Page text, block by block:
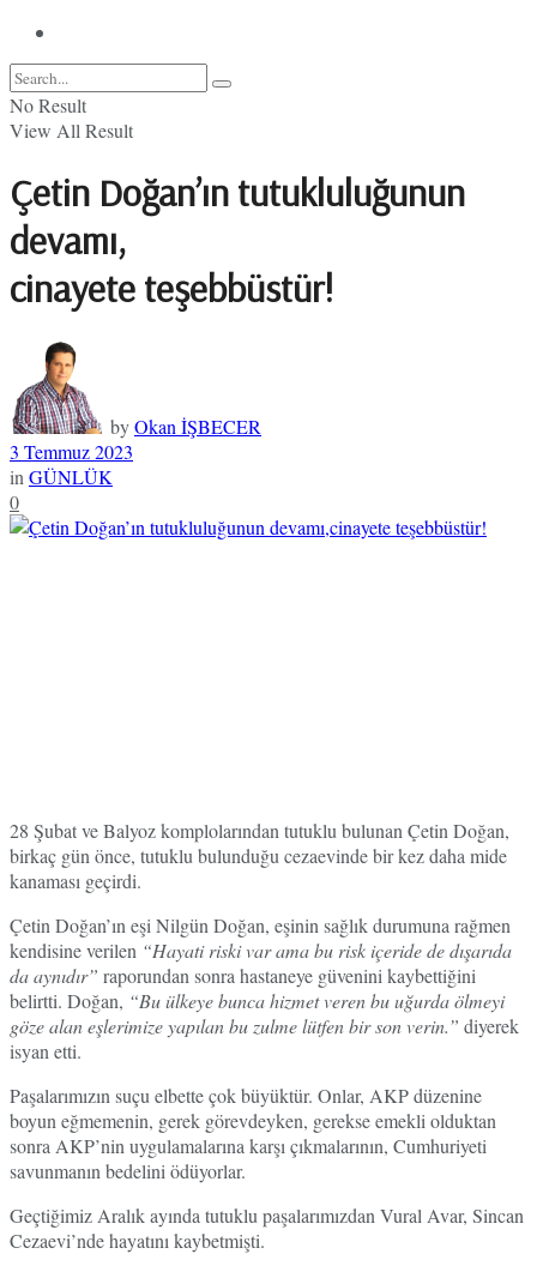
No Result
View All Result
Çetin Doğan’ın tutukluluğunun
devamı,
cinayete teşebbüstür!
byOkan İŞBECER
3 Temmuz 2023
in GÜNLÜK
0
28 Şubat ve Balyoz komplolarından tutuklu bulunan Çetin Doğan,
birkaç gün önce, tutuklu bulunduğu cezaevinde bir kez daha mide
kanaması geçirdi.
Çetin Doğan’ın eşi Nilgün Doğan, eşinin sağlık durumuna rağmen
kendisine verilen “Hayati riski var ama bu risk içeride de dışarıda
da aynıdır” raporundan sonra hastaneye güvenini kaybettiğini
belirtti. Doğan, “Bu ülkeye bunca hizmet veren bu uğurda ölmeyi
göze alan eşlerimize yapılan bu zulme lütfen bir son verin.” diyerek
isyan etti.
Paşalarımızın suçu elbette çok büyüktür. Onlar, AKP düzenine
boyun eğmemenin, gerek görevdeyken, gerekse emekli olduktan
sonra AKP’nin uygulamalarına karşı çıkmalarının, Cumhuriyeti
savunmanın bedelini ödüyorlar.
Geçtiğimiz Aralık ayında tutuklu paşalarımızdan Vural Avar, Sincan
Cezaevi’nde hayatını kaybetmişti.